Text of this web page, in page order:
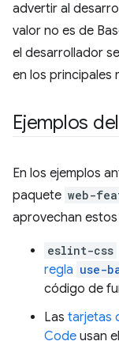
advertir al
valor no es de
el desarrollador
en los principales
Ejemplos
En los ejemplos
paquete web-
aprovechan
eslint-css
regla use-
código de
Las tarjetas
Code usan